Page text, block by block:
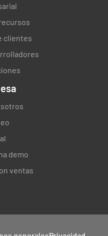
clientes
demo
ventas